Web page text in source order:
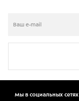
Мы в социальных сетях